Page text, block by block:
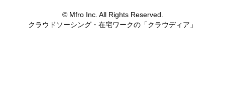
© Mfro Inc. All Rights Reserved.
クラウドソーシング・在宅ワークの「クラウディア」